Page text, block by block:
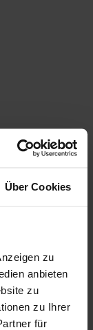
Über Cookies
zu
anbieten
zu
zu Ihrer
für